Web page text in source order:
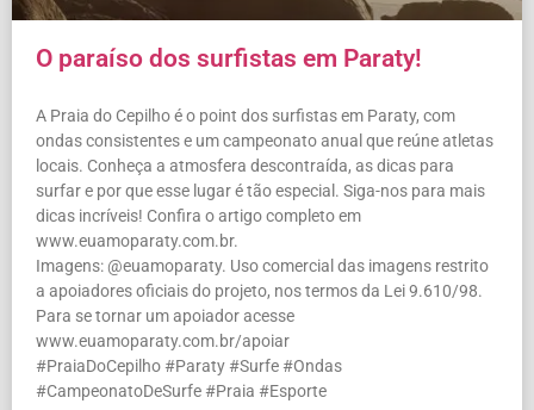
O paraíso dos surfistas em Paraty!
A Praia do Cepilho é o point dos surfistas em Paraty, com
ondas consistentes e um campeonato anual que reúne atletas
locais. Conheça a atmosfera descontraída, as dicas para
surfar e por que esse lugar é tão especial. Siga-nos para mais
dicas incríveis! Confira o artigo completo em
www.euamoparaty.com.br.
Imagens: @euamoparaty. Uso comercial das imagens restrito
a apoiadores oficiais do projeto, nos termos da Lei 9.610/98.
Para se tornar um apoiador acesse
www.euamoparaty.com.br/apoiar
#PraiaDoCepilho #Paraty #Surfe #Ondas
#CampeonatoDeSurfe #Praia #Esporte